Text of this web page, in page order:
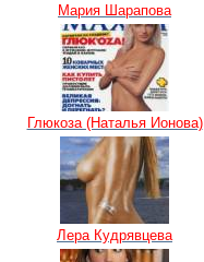
Мария Шарапова
Глюкоза (Наталья Ионова)
Лера Кудрявцева